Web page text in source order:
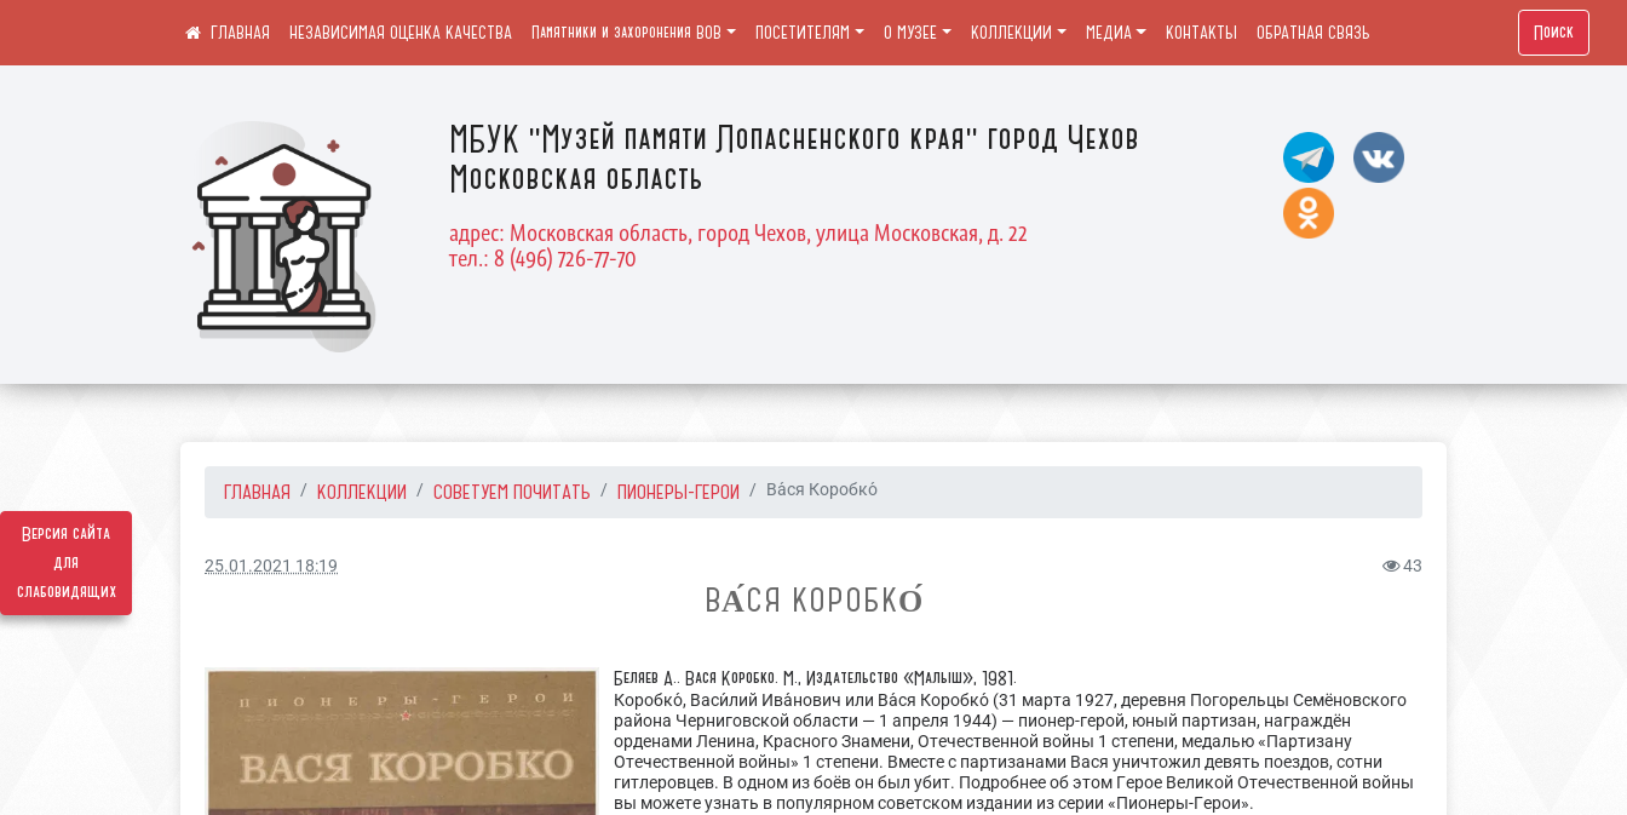
Версия сайта
для
слабовидящих
МБУК "Музей памяти Лопасненского края" город Чехов
Московская область
адрес: Московская область, город Чехов, улица Московская, д. 22
тел.: 8 (496) 726-77-70
НЕЗАВИСИМАЯ ОЦЕНКА КАЧЕСТВА Памятники и захоронения ВОВ ПОСЕТИТЕЛЯМ О МУЗЕЕ КОЛЛЕКЦИИ МЕДИА КОНТАКТЫ ОБРАТНАЯ СВЯЗЬ Поиск
ГЛАВНАЯ КОЛЛЕКЦИИ СОВЕТУЕМ ПОЧИТАТЬ ПИОНЕРЫ-ГЕРОИ Ва́ся Коробко́
25.01.2021 18:19 43
ВА́СЯ КОРОБКО́
Беляев А..Вася Коробко. М., Издательство «Малыш», 1981.
Коробко́, Васи́лий Ива́нович или Ва́ся Коробко́ (31 марта 1927, деревня Погорельцы Семёновского
района Черниговской области — 1 апреля 1944) — пионер-герой, юный партизан, награждён
орденами Ленина, Красного Знамени, Отечественной войны 1 степени, медалью «Партизану
Отечественной войны» 1 степени. Вместе с партизанами Вася уничтожил девять поездов, сотни
гитлеровцев. В одном из боёв он был убит. Подробнее об этом Герое Великой Отечественной войны
вы можете узнать в популярном советском издании из серии «Пионеры-Герои».